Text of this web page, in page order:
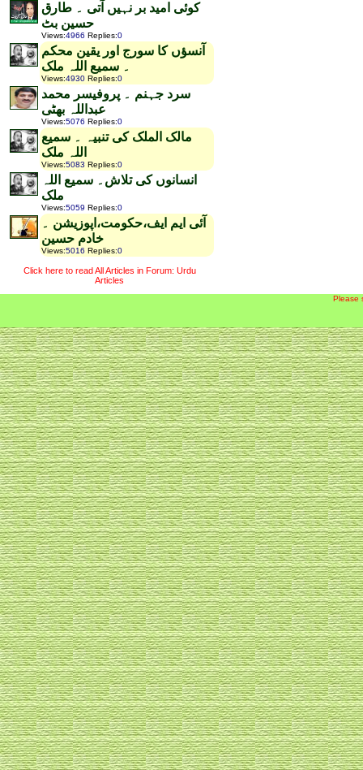
کوئی امید بر نہیں آتی ۔ طارق
حسین بٹ
Views:4966 Replies:0
آنسؤں کا سورج اور یقین محکم
۔ سمیع اللہ ملک
Views:4930 Replies:0
سرد جہنم ۔ پروفیسر محمد
عبداللہ بھٹی
Views:5076 Replies:0
مالک الملک کی تنبیہ ۔ سمیع
اللہ ملک
Views:5083 Replies:0
انسانوں کی تلاش۔ سمیع اللہ
ملک
Views:5059 Replies:0
آئی ایم ایف،حکومت،اپوزیشن ۔
خادم حسین
Views:5016 Replies:0
Click here to read All Articles in Forum: Urdu
Articles
Please